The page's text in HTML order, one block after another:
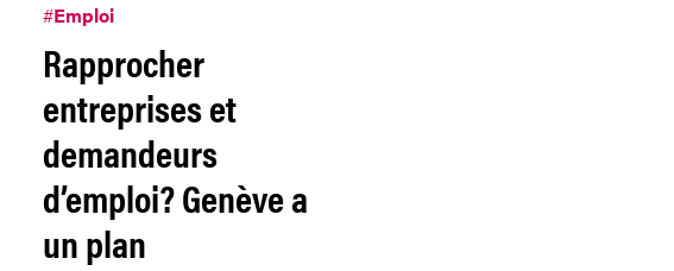
#Emploi
Rapprocher
entreprises et
demandeurs
d’emploi? Genève a
un plan